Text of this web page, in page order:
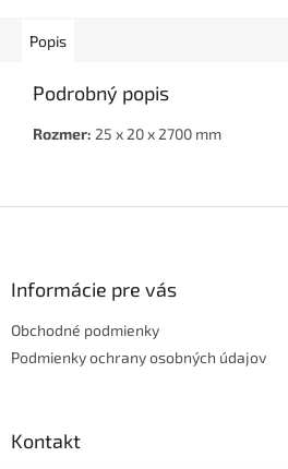
Popis
Podrobný popis
Rozmer: 25 x 20 x 2700 mm
Informácie pre vás
Obchodné podmienky
Podmienky ochrany osobných údajov
Kontakt